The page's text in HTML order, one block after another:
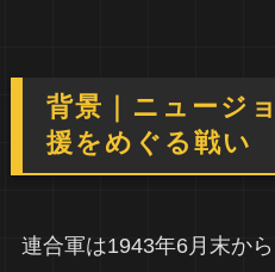
背景｜ニュージ
援をめぐる戦い
連合軍は1943年6月末か